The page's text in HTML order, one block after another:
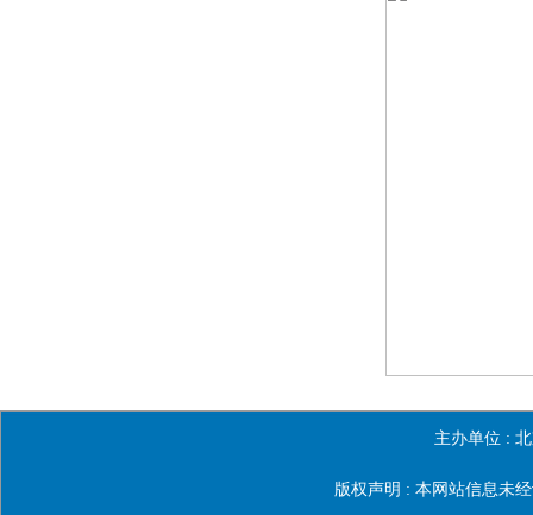
主办单位 :
版权声明 : 本网站信息未